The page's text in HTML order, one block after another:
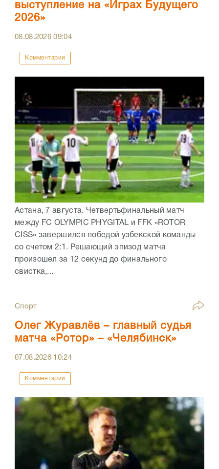
выступление на «Играх Будущего
2026»
08.08.202609:04
Комментарии
Астана, 7 августа. Четвертьфинальный матч
между FC OLYMPIC PHYGITAL и FFK «ROTOR
CISS» завершился победой узбекской команды
со счетом 2:1. Решающий эпизод матча
произошел за 12 секунд до финального
свистка,...
Спорт
Олег Журавлёв – главный судья
матча «Ротор» – «Челябинск»
07.08.2026 10:24
Комментарии